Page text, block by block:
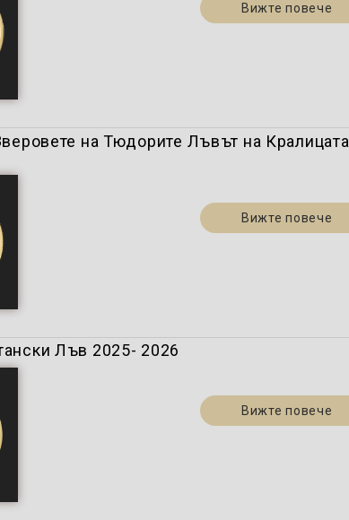
Вижте повече
на Тюдорите Лъвът на Кралицата
Вижте повече
Лъв 2025- 2026
Вижте повече